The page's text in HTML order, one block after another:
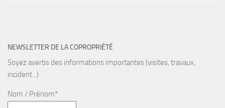
NEWSLETTER DE LA COPROPRIÉTÉ
Soyez avertis des informations importantes (visites, travaux,
incident...)
Nom / Prénom*